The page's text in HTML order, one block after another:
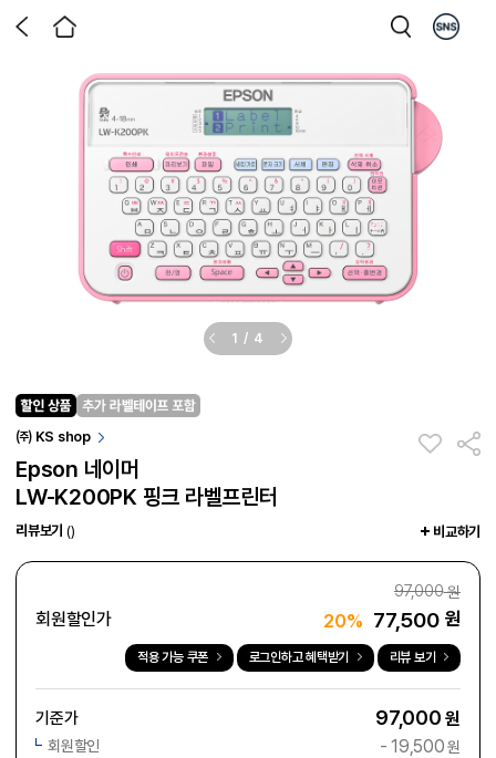
1 / 4
㈜ KS shop
Epson 네이머
LW-K200PK 핑크 라벨프린터
리뷰보기 () 비교하기
97,000원
회원할인가 20% 77,500 원
적용 가능 쿠폰 로그인하고 혜택받기 리뷰 보기
기준가 97,000원
회원할인 - 19,500원